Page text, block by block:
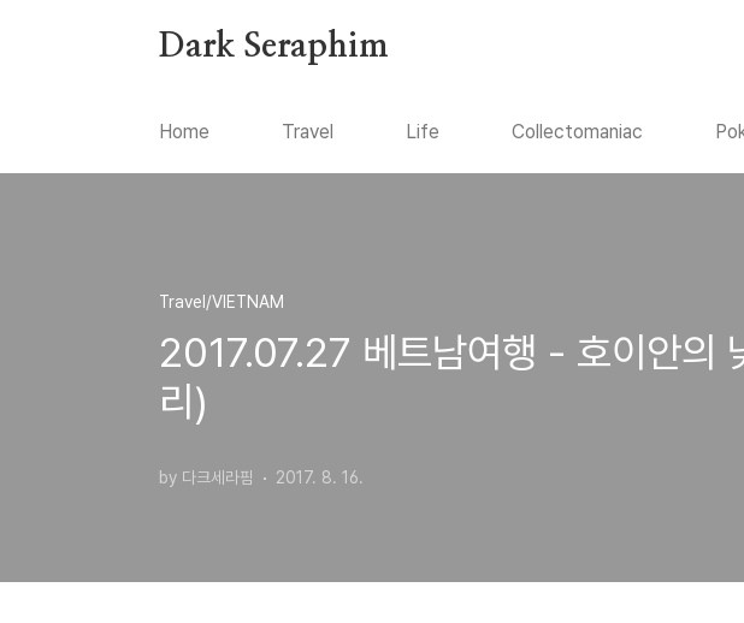
Dark Seraphim
Home Travel Life Collectomaniac
Travel/VIETNAM
2017.07.27 베트남여행 - 호이안의
리)
by 다크세라핌 2017. 8. 16.